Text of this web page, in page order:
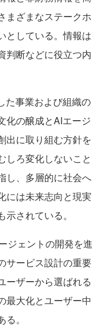
まざまなステークホ
としている。情報は
判断などに役立つ内
た事業および組織の
化の醸成とAIエージ
出に取り組む方針を
しろ変化しないこと
し、多層的に社会へ
には未来志向と現実
されている。
ジェントの開発を進
サービス設計の重要
ーザーから選ばれる
最大化とユーザー中
。